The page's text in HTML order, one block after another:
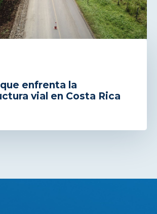
enfrenta la
vial en Costa Rica